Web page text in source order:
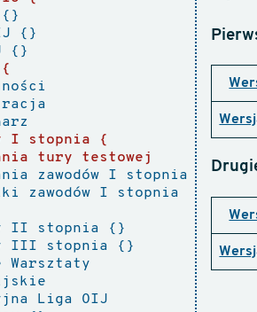
I stopnia
tury testowej
zawodów I stopnia
zawodów I stopnia
II stopnia
III stopnia
Warsztaty
Liga OIJ